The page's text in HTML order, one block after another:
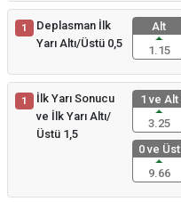
1
Deplasman İlk
Yarı Altı/Üstü 0,5
Alt
1.15
1
İlk Yarı Sonucu
ve İlk Yarı Altı/
Üstü 1,5
1 ve Alt
3.25
0 ve Üst
9.66